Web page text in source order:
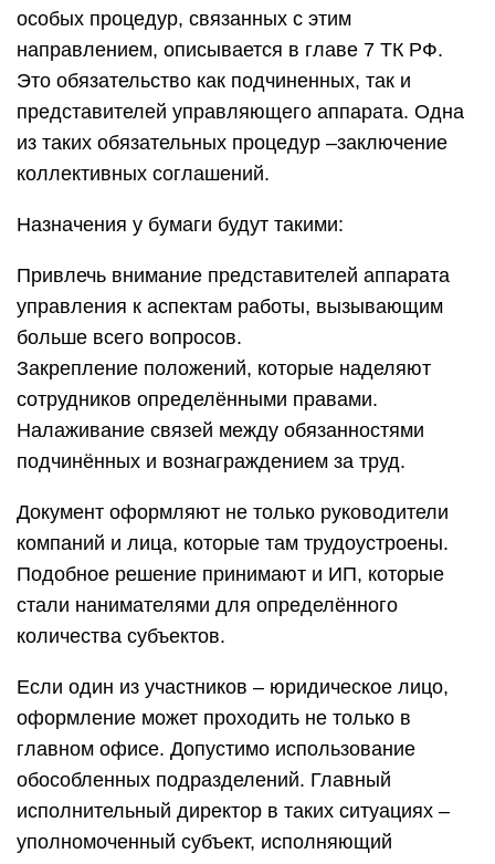
особых процедур, связанных с этим
направлением, описывается в главе 7 ТК РФ.
Это обязательство как подчиненных, так и
представителей управляющего аппарата. Одна
из таких обязательных процедур –заключение
коллективных соглашений.
Назначения у бумаги будут такими:
Привлечь внимание представителей аппарата
управления к аспектам работы, вызывающим
больше всего вопросов.
Закрепление положений, которые наделяют
сотрудников определёнными правами.
Налаживание связей между обязанностями
подчинённых и вознаграждением за труд.
Документ оформляют не только руководители
компаний и лица, которые там трудоустроены.
Подобное решение принимают и ИП, которые
стали нанимателями для определённого
количества субъектов.
Если один из участников – юридическое лицо,
оформление может проходить не только в
главном офисе. Допустимо использование
обособленных подразделений. Главный
исполнительный директор в таких ситуациях –
уполномоченный субъект, исполняющий